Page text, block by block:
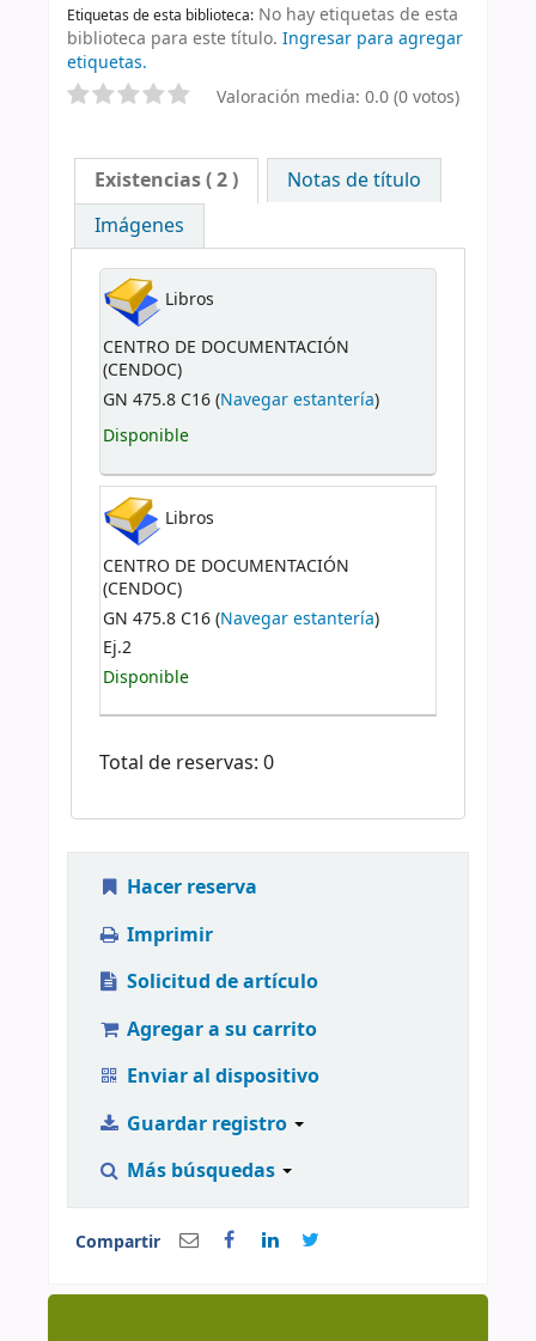
Etiquetas de esta biblioteca: No hay etiquetas de esta
biblioteca para este título. Ingresar para agregar
etiquetas.
Valoración media: 0.0 (0 votos)
Existencias( 2 )
Notas de título
Imágenes
Libros
CENTRO DE DOCUMENTACIÓN
(CENDOC)
GN 475.8 C16 (Navegar estantería)
Disponible
Libros
CENTRO DE DOCUMENTACIÓN
(CENDOC)
GN 475.8 C16 (Navegar estantería)
Ej.2
Disponible
Total de reservas: 0
Hacer reserva
Imprimir
Solicitud de artículo
Agregar a su carrito
Enviar al dispositivo
Guardar registro
Más búsquedas
Compartir